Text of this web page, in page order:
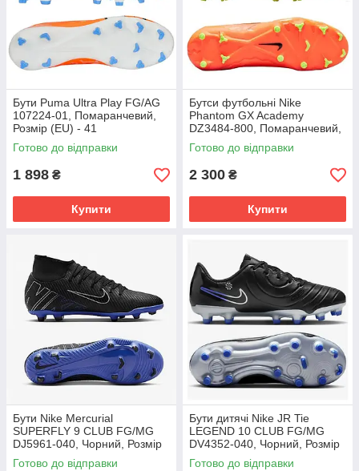
Бути Puma Ultra Play FG/AG
107224-01, Помаранчевий,
Розмір (EU) - 41
Готово до відправки
1 898 ₴
Купити
Бутси футбольні Nike
Phantom GX Academy
DZ3484-800, Помаранчевий,
Розмір (EU) - 39
Готово до відправки
2 300 ₴
Купити
Бути Nike Mercurial
SUPERFLY 9 CLUB FG/MG
DJ5961-040, Чорний, Розмір
(EU) - 42
Готово до відправки
Бути дитячі Nike JR Tie
LEGEND 10 CLUB FG/MG
DV4352-040, Чорний, Розмір
(EU) - 38.5
Готово до відправки